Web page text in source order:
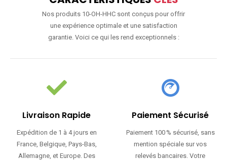
Nos produits 10-OH-HHC sont conçus pour offrir
une expérience optimale et une satisfaction
garantie. Voici ce qui les rend exceptionnels :
Livraison Rapide
Expédition de 1 à 4 jours en
France, Belgique, Pays-Bas,
Allemagne, et Europe. Des
Paiement Sécurisé
Paiement 100 % sécurisé, sans
mention spéciale sur vos
relevés bancaires. Votre